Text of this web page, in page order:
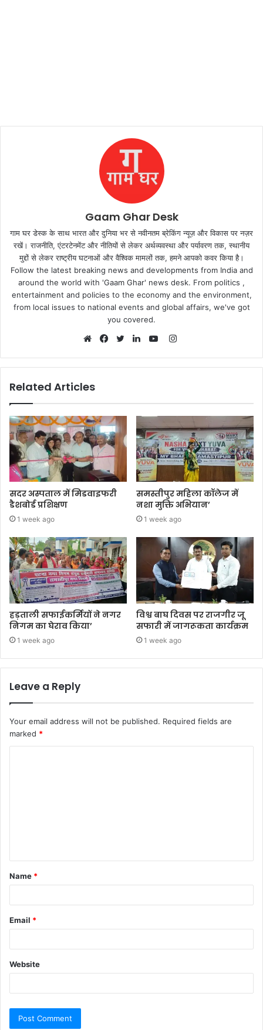
Gaam Ghar Desk
गाम घर डेस्क के साथ भारत और दुनिया भर से नवीनतम ब्रेकिंग न्यूज़ और विकास पर नज़र
रखें। राजनीति, एंटरटेनमेंट और नीतियों से लेकर अर्थव्यवस्था और पर्यावरण तक, स्थानीय
मुद्दों से लेकर राष्ट्रीय घटनाओं और वैश्विक मामलों तक, हमने आपको कवर किया है।
Follow the latest breaking news and developments from India and
around the world with 'Gaam Ghar' news desk. From politics ,
entertainment and policies to the economy and the environment,
from local issues to national events and global affairs, we've got
you covered.
Instagram
Related Articles
सदर अस्पताल में मिडवाइफरी
डैशबोर्ड प्रशिक्षण
1 week ago
समस्तीपुर महिला कॉलेज में
नशा मुक्ति अभियान’
1 week ago
हड़ताली सफाईकर्मियों ने नगर
निगम का घेराव किया’
1 week ago
विश्व बाघ दिवस पर राजगीर जू
सफारी में जागरूकता कार्यक्रम
1 week ago
Leave a Reply
Your email address will not be published. Required fields are
marked *
Name *
Email *
Website